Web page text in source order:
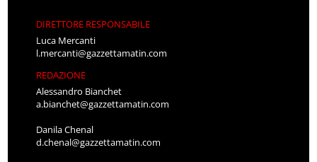
DIRETTORE RESPONSABILE
Luca Mercanti
l.mercanti@gazzettamatin.com
REDAZIONE
Alessandro Bianchet
a.bianchet@gazzettamatin.com
Danila Chenal
d.chenal@gazzettamatin.com